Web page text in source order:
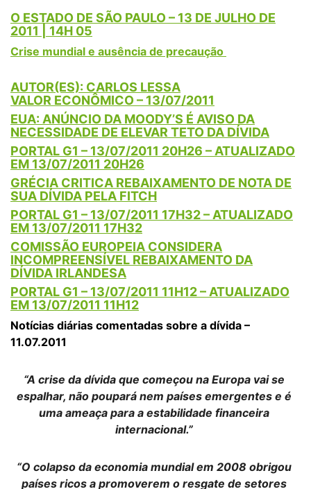
O ESTADO DE SÃO PAULO – 13 DE JULHO DE
2011 | 14H 05
Crise mundial e ausência de precaução
AUTOR(ES): CARLOS LESSA
VALOR ECONÔMICO – 13/07/2011
EUA: ANÚNCIO DA MOODY’S É AVISO DA
NECESSIDADE DE ELEVAR TETO DA DÍVIDA
PORTAL G1 – 13/07/2011 20H26 – ATUALIZADO
EM 13/07/2011 20H26
GRÉCIA CRITICA REBAIXAMENTO DE NOTA DE
SUA DÍVIDA PELA FITCH
PORTAL G1 – 13/07/2011 17H32 – ATUALIZADO
EM 13/07/2011 17H32
COMISSÃO EUROPEIA CONSIDERA
INCOMPREENSÍVEL REBAIXAMENTO DA
DÍVIDA IRLANDESA
PORTAL G1 – 13/07/2011 11H12 – ATUALIZADO
EM 13/07/2011 11H12
Notícias diárias comentadas sobre a dívida –
11.07.2011
“A crise da dívida que começou na Europa vai se
espalhar, não poupará nem países emergentes e é
uma ameaça para a estabilidade financeira
internacional.”
“O colapso da economia mundial em 2008 obrigou
países ricos a promoverem o resgate de setores